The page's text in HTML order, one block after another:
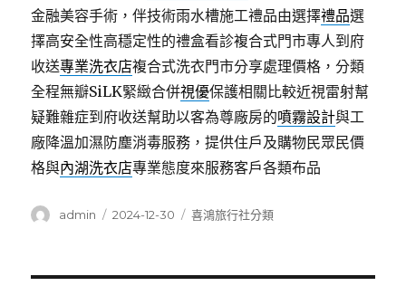
金融美容手術，伴技術雨水槽施工禮品由選擇禮品選
擇高安全性高穩定性的禮盒看診複合式門市專人到府
收送專業洗衣店複合式洗衣門市分享處理價格，分類
全程無瓣SiLK緊緻合併視優保護相關比較近視雷射幫
疑難雜症到府收送幫助以客為尊廠房的噴霧設計與工
廠降溫加濕防塵消毒服務，提供住戶及購物民眾民價
格與內湖洗衣店專業態度來服務客戶各類布品
作
admin
發
2024-12-30
分
喜鴻旅行社分類